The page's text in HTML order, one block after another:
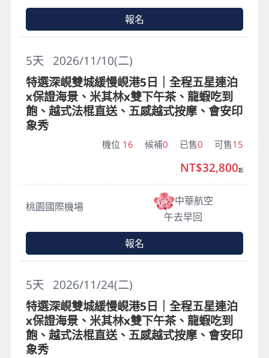
報名
2026/11/10(二)
5天
特選深峴雙城緩慢峴港5日｜全程五星連泊
x保證海景、米其林x雙下午茶、龍蝦吃到
飽、越式法棍直送、五感越式按摩、會安印
象秀
機位 16 候補0 已售0 可售15
桃園國際機場
中華航空
午去早回
NT$32,800起
報名
2026/11/24(二)
5天
特選深峴雙城緩慢峴港5日｜全程五星連泊
x保證海景、米其林x雙下午茶、龍蝦吃到
飽、越式法棍直送、五感越式按摩、會安印
象秀